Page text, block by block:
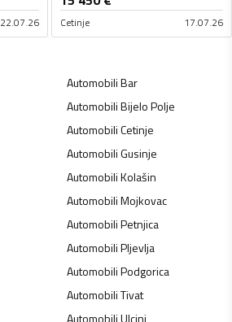
22.07.26 Cetinje 17.07.26
AutomobiliBar
AutomobiliBijelo Polje
AutomobiliCetinje
AutomobiliGusinje
AutomobiliKolašin
AutomobiliMojkovac
AutomobiliPetnjica
AutomobiliPljevlja
AutomobiliPodgorica
AutomobiliTivat
AutomobiliUlcinj